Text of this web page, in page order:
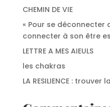
CHEMIN DE VIE
« Pour se déconnecter
connecter à son être
LETTRE A MES AIEULS
les chakras
LA RESILIENCE :